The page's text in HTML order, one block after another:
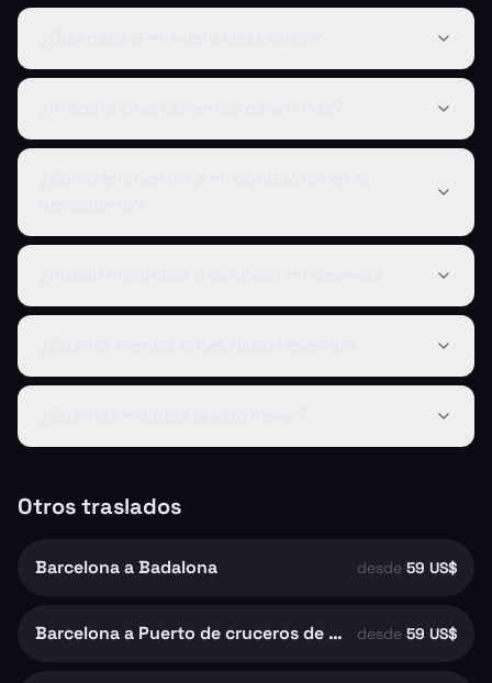
Otros traslados
Barcelona a Badalona desde 59 US$
Barcelona a Puerto de cruceros de Barcelona desde 59 US$